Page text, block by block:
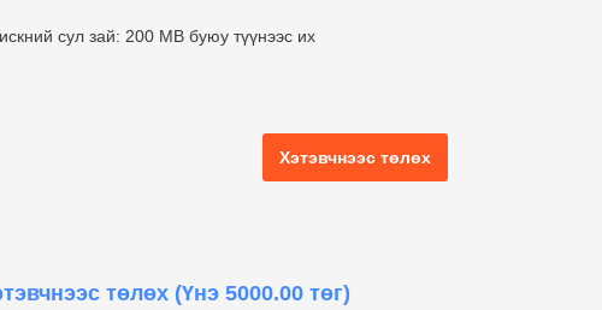
сул зай: 200 MB буюу түүнээс их
Хэтэвчнээс төлөх
төлөх (Үнэ 5000.00 төг)